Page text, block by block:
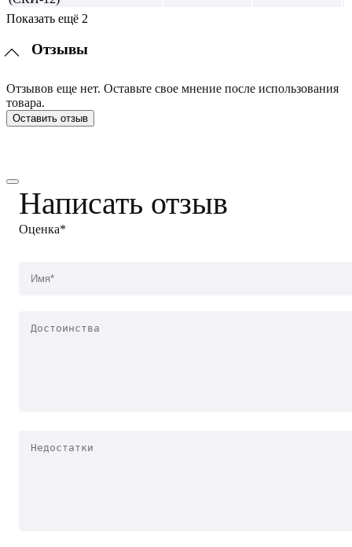
Показать ещё 2
Отзывы
Отзывов еще нет. Оставьте свое мнение после использования
товара.
Оставить отзыв
Написать отзыв
Оценка*